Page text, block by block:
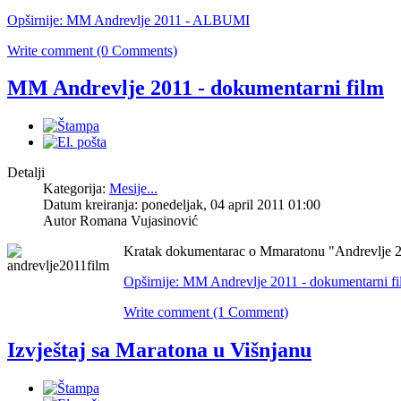
Opširnije: MM Andrevlje 2011 - ALBUMI
Write comment (0 Comments)
MM Andrevlje 2011 - dokumentarni film
Detalji
Kategorija: Mesije...
Datum kreiranja: ponedeljak, 04 april 2011 01:00
Autor Romana Vujasinović
Kratak dokumentarac o Mmaratonu "Andrevlje
Opširnije: MM Andrevlje 2011 - dokumentarni
Write comment (1 Comment)
Izvještaj sa Maratona u Višnjanu